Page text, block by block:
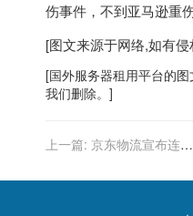
伤事件，不到亚马逊重
[图文来源于网络,如有
[国外服务器租用平台的
我们删除。]
上一篇: 京东物流宣布连续